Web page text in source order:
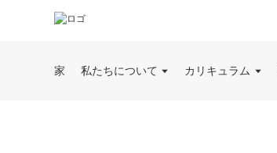
家 私たちについて カリキュラム